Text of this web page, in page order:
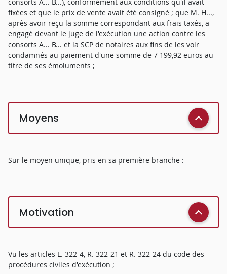
fixées et que le prix de vente avait été consigné ; que M. H...,
après avoir reçu la somme correspondant aux frais taxés, a
engagé devant le juge de l'exécution une action contre les
consorts A... B... et la SCP de notaires aux fins de les voir
condamnés au paiement d'une somme de 7 199,92 euros au
titre de ses émoluments ;
Moyens
Sur le moyen unique, pris en sa première branche :
Motivation
Vu les articles L. 322-4, R. 322-21 et R. 322-24 du code des
procédures civiles d'exécution ;